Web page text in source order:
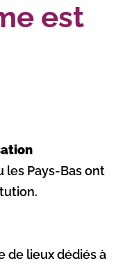
est
les Pays-Bas ont
de lieux dédiés à